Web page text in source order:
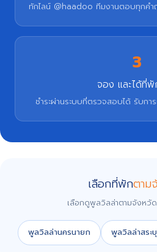
ทักไลน์ @haadoo ทีมงานตอบทุกคำ
3
จอง และได้ที่
ชำระผ่านระบบที่ตรวจสอบได้ รับกา
เลือกที่พักตาม
เลือกดูพูลวิลล่าตามจังหวัด
พูลวิลล่านครนายก พูลวิลล่าสระ